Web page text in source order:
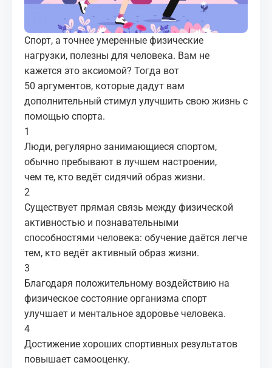
МЕДИА
КОРТЫ
КОНТАКТЫ
UZ-PIN
Спорт, а точнее умеренные физические
нагрузки, полезны для человека. Вам не
кажется это аксиомой? Тогда вот
50 аргументов, которые дадут вам
дополнительный стимул улучшить свою жизнь с
помощью спорта.
1
Люди, регулярно занимающиеся спортом,
обычно пребывают в лучшем настроении,
чем те, кто ведёт сидячий образ жизни.
2
Существует прямая связь между физической
активностью и познавательными
способностями человека: обучение даётся легче
тем, кто ведёт активный образ жизни.
3
Благодаря положительному воздействию на
физическое состояние организма спорт
улучшает и ментальное здоровье человека.
4
Достижение хороших спортивных результатов
повышает самооценку.